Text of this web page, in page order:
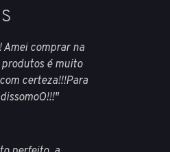
Amei comprar na
é muito
certeza!!!Para